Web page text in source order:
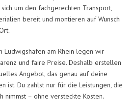
um den fachgerechten Transport,
bereit und montieren auf Wunsch
Ludwigshafen am Rhein legen wir
und faire Preise. Deshalb erstellen
Angebot, das genau auf deine
ist. Du zahlst nur für die Leistungen, die
nimmst – ohne versteckte Kosten.